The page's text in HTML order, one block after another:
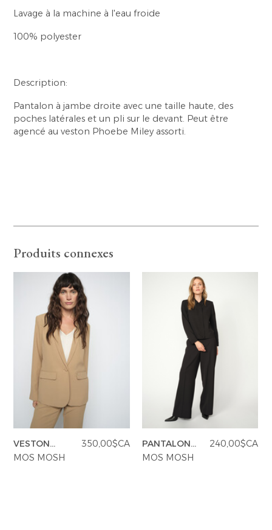
Lavage à la machine à l'eau froide
100% polyester
Description:
Pantalon à jambe droite avec une taille haute, des
poches latérales et un pli sur le devant. Peut être
agencé au veston Phoebe Miley assorti.
Produits connexes
VESTON
MMPHOEBE
350,00$CA
MOS MOSH
PANTALON
MMLEYA MILEY
240,00$CA
MOS MOSH